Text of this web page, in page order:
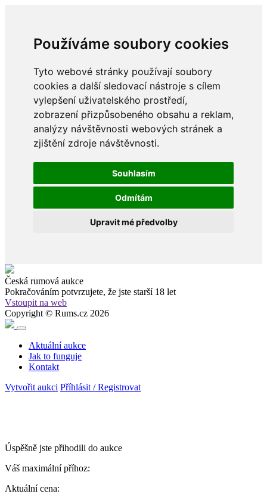
Používáme soubory cookies
Tyto webové stránky používají soubory
cookies a další sledovací nástroje s cílem
vylepšení uživatelského prostředí,
zobrazení přizpůsobeného obsahu a reklam,
analýzy návštěvnosti webových stránek a
zjištění zdroje návštěvnosti.
Souhlasím
Odmítám
Upravit mé předvolby
Česká rumová aukce
Pokračováním potvrzujete, že jste starší 18 let
Vstoupit na web
Copyright © Rums.cz 2026
Aktuální aukce
Jak to funguje
Kontakt
Vytvořit aukci Příhlásit / Registrovat
Úspěšně jste přihodili do aukce
Váš maximální příhoz:
Aktuální cena: